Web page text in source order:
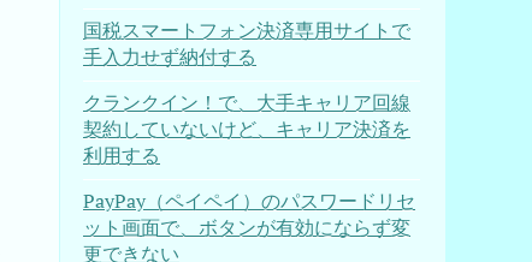
国税スマートフォン決済専用サイトで
手入力せず納付する
クランクイン！で、大手キャリア回線
契約していないけど、キャリア決済を
利用する
PayPay（ペイペイ）のパスワードリセ
ット画面で、ボタンが有効にならず変
更できない